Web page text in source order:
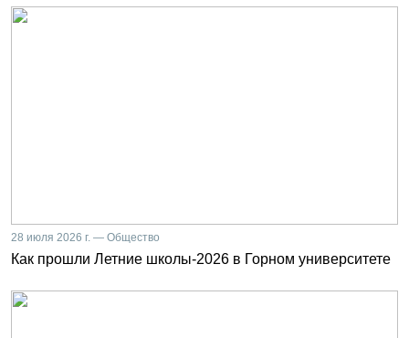
28 июля 2026 г. — Общество
Как прошли Летние школы-2026 в Горном университете